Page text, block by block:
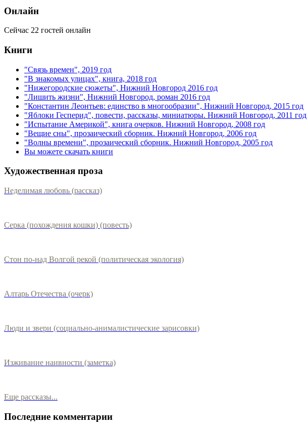
Онлайн
Сейчас 22 гостей онлайн
Книги
"Связь времен", 2019 год
"В знакомых улицах", книга, 2018 год
"Нижегородские сюжеты", Нижний Новгород 2016 год
"Лишить жизни", Нижний Новгород, роман 2016 год
"Константин Леонтьев: единство в многообразии", Нижний Новгород, 2015 год
"Яблоки Гесперид", повести, рассказы, миниатюры. Нижний Новгород, 2011 год
"Испытание Америкой", книга очерков. Нижний Новгород, 2008 год
"Вещие сны", прозаический сборник. Нижний Новгород, 2006 год
"Волны времени", прозаический сборник. Нижний Новгород, 2005 год
Вы можете скачать книги
Художественная проза
Неделимая любовь (рассказ)
Серка (похождения кошки) (повесть)
Стон по-над Волгой рекой (политическая экология)
Алтарь Отечества (очерк)
Люди и звери (социально-анималистические зарисовки)
Изживание наивности (заметка)
Еще рассказы...
Последние комментарии